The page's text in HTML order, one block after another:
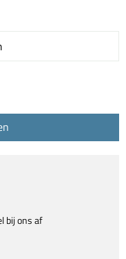
bij ons af